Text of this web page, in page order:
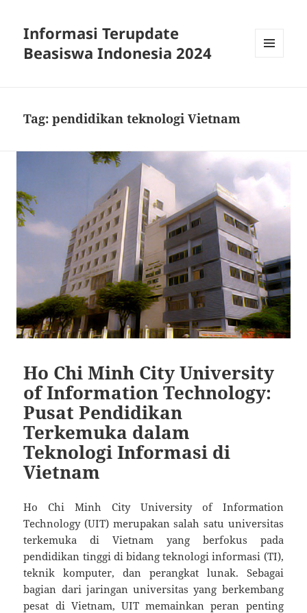
Informasi Terupdate
Beasiswa Indonesia 2024
Tag:pendidikan teknologi Vietnam
Ho Chi Minh City University
of Information Technology:
Pusat Pendidikan
Terkemuka dalam
Teknologi Informasi di
Vietnam
Ho Chi Minh City University of Information
Technology (UIT) merupakan salah satu universitas
terkemuka di Vietnam yang berfokus pada
pendidikan tinggi di bidang teknologi informasi (TI),
teknik komputer, dan perangkat lunak. Sebagai
bagian dari jaringan universitas yang berkembang
pesat di Vietnam, UIT memainkan peran penting